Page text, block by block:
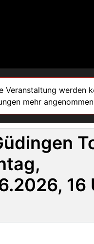
Veranstaltung werden
mehr
16